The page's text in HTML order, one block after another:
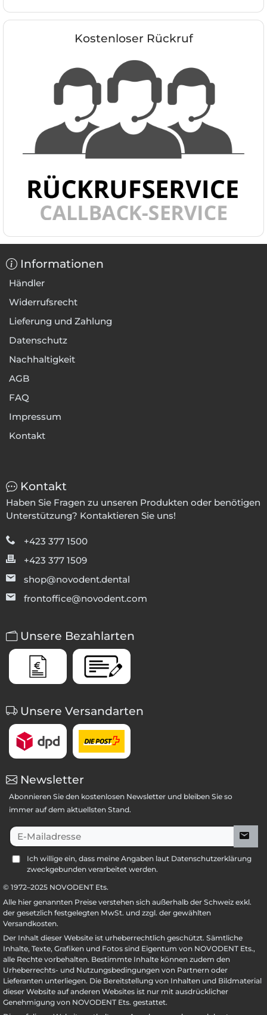
Kostenloser Rückruf
Informationen
Händler
Widerrufsrecht
Lieferung und Zahlung
Datenschutz
Nachhaltigkeit
AGB
FAQ
Impressum
Kontakt
Kontakt
Haben Sie Fragen zu unseren Produkten oder benötigen
Unterstützung? Kontaktieren Sie uns!
+423 377 1500
+423 377 1509
shop@novodent.dental
frontoffice@novodent.com
Unsere Bezahlarten
Unsere Versandarten
Newsletter
Abonnieren Sie den kostenlosen Newsletter und bleiben Sie so
immer auf dem aktuellsten Stand.
E-Mailadresse
Ich willige ein, dass meine Angaben laut Datenschutzerklärung
zweckgebunden verarbeitet werden.
© 1972–2025 NOVODENT Ets.
Alle hier genannten Preise verstehen sich außerhalb der Schweiz exkl.
der gesetzlich festgelegten MwSt. und zzgl. der gewählten
Versandkosten.
Der Inhalt dieser Website ist urheberrechtlich geschützt. Sämtliche
Inhalte, Texte, Grafiken und Fotos sind Eigentum von NOVODENT Ets.,
alle Rechte vorbehalten. Bestimmte Inhalte können zudem den
Urheberrechts- und Nutzungsbedingungen von Partnern oder
Lieferanten unterliegen. Die Bereitstellung von Inhalten und Bildmaterial
dieser Website auf anderen Websites ist nur mit ausdrücklicher
Genehmigung von NOVODENT Ets. gestattet.